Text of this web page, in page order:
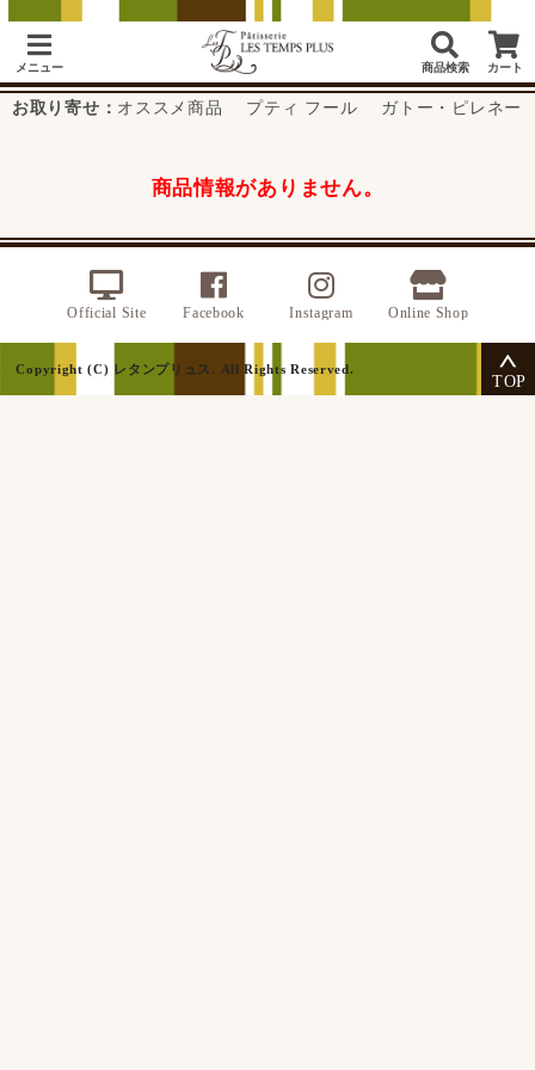
メニュー 商品検索 カート
お取り寄せ： オススメ商品 プティ フール ガトー・ピレネー
商品情報がありません。
Official Site Facebook Instagram Online Shop
Copyright (C) レタンプリュス. All Rights Reserved.